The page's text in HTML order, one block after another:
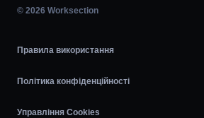
© 2026 Worksection
Правила використання
Політика конфіденційності
Управління Cookies